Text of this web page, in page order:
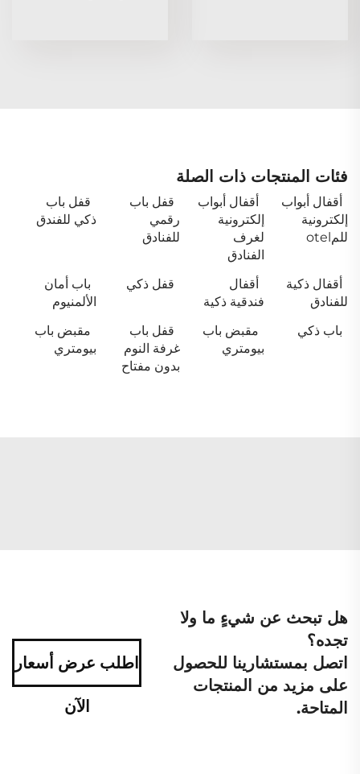
فئات المنتجات ذات الصلة
أقفال أبواب
إلكترونية
للمotel
أقفال أبواب
إلكترونية
لغرف
الفنادق
قفل باب
رقمي
للفنادق
قفل باب
ذكي للفندق
أقفال ذكية
للفنادق
أقفال
فندقية ذكية
قفل ذكي
باب أمان
الألمنيوم
باب ذكي
مقبض باب
بيومتري
قفل باب
غرفة النوم
بدون مفتاح
مقبض باب
بيومتري
هل تبحث عن شيءٍ ما ولا
تجده؟
اتصل بمستشارينا للحصول
على مزيد من المنتجات
المتاحة.
اطلب عرض أسعار
الآن